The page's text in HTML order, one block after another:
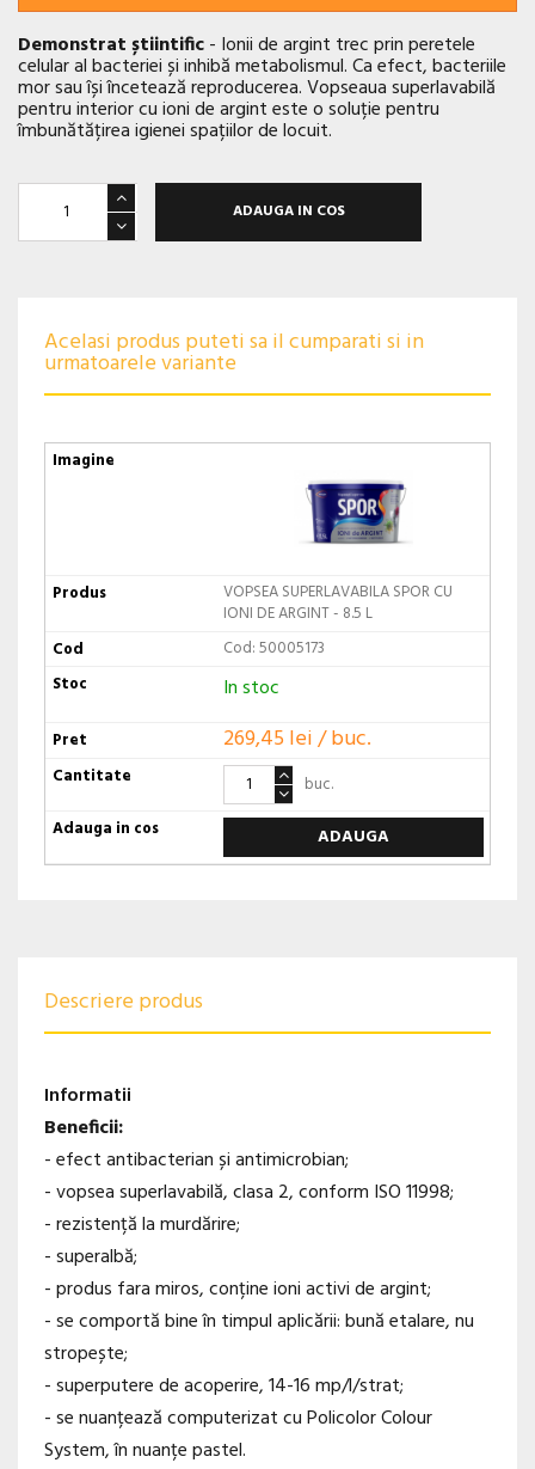
Demonstrat știintific- Ionii de argint trec prin peretele
celular al bacteriei și inhibă metabolismul. Ca efect, bacteriile
mor sau își încetează reproducerea. Vopseaua superlavabilă
pentru interior cu ioni de argint este o soluție pentru
îmbunătățirea igienei spațiilor de locuit.
ADAUGA IN COS
Acelasi produs puteti sa il cumparati si in
urmatoarele variante
VOPSEA SUPERLAVABILA SPOR CU
IONI DE ARGINT - 8.5 L
Cod: 50005173
In stoc
269,45 lei / buc.
buc.
ADAUGA
Descriere produs
Informatii
Beneficii:
- efect antibacterian și antimicrobian;
- vopsea superlavabilă, clasa 2, conform ISO 11998;
- rezistență la murdărire;
- superalbă;
- produs fara miros, conține ioni activi de argint;
- se comportă bine în timpul aplicării: bună etalare, nu
stropește;
- superputere de acoperire, 14-16 mp/l/strat;
- se nuanțează computerizat cu Policolor Colour
System, în nuanțe pastel.